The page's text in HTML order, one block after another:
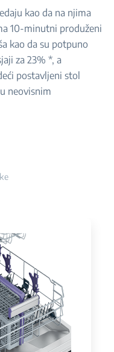
kao da na njima
10-minutni produženi
kao da su potpuno
za 23% *, a
postavljeni stol
neovisnim